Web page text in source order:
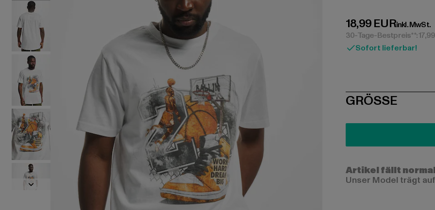
18,99 EUR
Derzeitiger Preis:
inkl. MwSt.
30-Tage-Bestpreis**: 17,99
Sofort lieferbar!
SIZE
GRÖSSE
Artikel fällt
Unser Model trägt